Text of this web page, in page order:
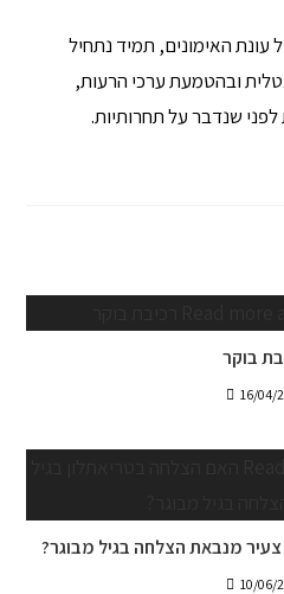
האימונים, תמיד נתחיל
ובהטמעת ערכי הרעות,
לפני שנדבר על תחרותיות.
בוקר
16/04/
מנבאת הצלחה בגיל מבוגר?
10/06/